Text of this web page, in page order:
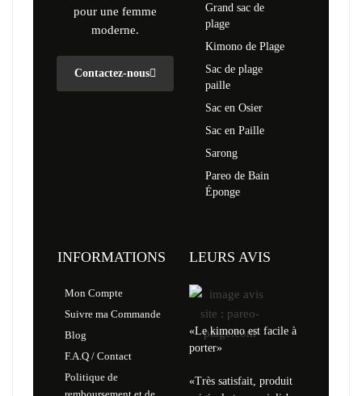
pour une femme
moderne.
Contactez-nous
Grand sac de
plage
Kimono de Plage
Sac de plage
paille
Sac en Osier
Sac en Paille
Sarong
Pareo de Bain
Éponge
INFORMATIONS
Mon Compte
Suivre ma Commande
Blog
F.A.Q / Contact
Politique de
LEURS AVIS
«Le kimono est facile à
porter»
«Très satisfait, produit